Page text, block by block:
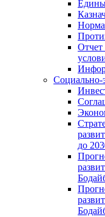
Отчет
Социально-
до